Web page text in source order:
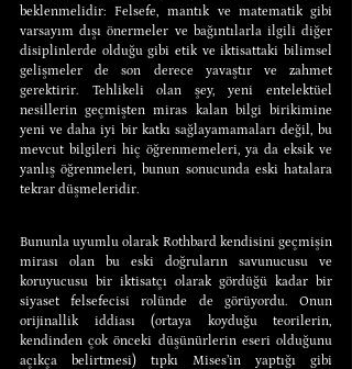
beklenmelidir: Felsefe, mantık ve matematik gibi
varsayım dışı önermeler ve bağıntılarla ilgili diğer
disiplinlerde olduğu gibi etik ve iktisattaki bilimsel
gelişmeler de son derece yavaştır ve zahmet
gerektirir. Tehlikeli olan şey, yeni entelektüel
nesillerin geçmişten miras kalan bilgi birikimine
yeni ve daha iyi bir katkı sağlayamamaları değil, bu
mevcut bilgileri hiç öğrenmemeleri, ya da eksik ve
yanlış öğrenmeleri, bunun sonucunda eski hatalara
tekrar düşmeleridir.
Bununla uyumlu olarak Rothbard kendisini geçmişin
mirası olan bu eski doğruların savunucusu ve
koruyucusu bir iktisatçı olarak gördüğü kadar bir
siyaset felsefecisi rolünde de görüyordu. Onun
orijinallik iddiası (ortaya koyduğu teorilerin,
kendinden çok önceki düşünürlerin eseri olduğunu
açıkça belirtmesi) tıpkı Mises’in yaptığı gibi